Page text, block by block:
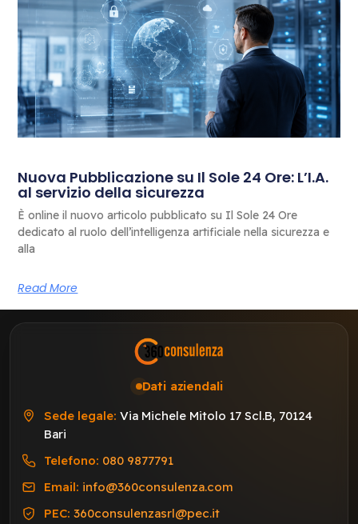
Nuova Pubblicazione su Il Sole 24 Ore: L’I.A.
al servizio della sicurezza
È online il nuovo articolo pubblicato su Il Sole 24 Ore
dedicato al ruolo dell’intelligenza artificiale nella sicurezza e
alla
Read More
Dati aziendali
Sede legale: Via Michele Mitolo 17 Scl.B, 70124
Bari
Telefono: 080 9877791
Email: info@360consulenza.com
PEC: 360consulenzasrl@pec.it